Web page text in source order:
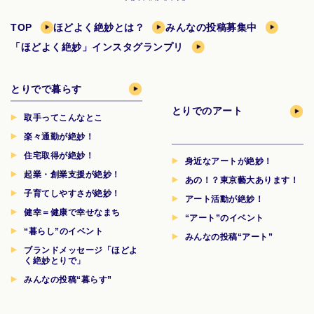
TOP ほどよく絶妙とは？
みんなの投稿募集中
「ほどよく絶妙」インスタグランプリ
とりでで暮らす
取手ってこんなとこ
楽々通勤が絶妙！
住宅取得が絶妙！
起業・創業支援が絶妙！
子育てしやすさが絶妙！
健幸＝健康で幸せなまち
“暮らし”のイベント
ブランドメッセージ「ほどよ
く絶妙とりで」
みんなの投稿“暮らす”
とりでのアート
身近なアートが絶妙！
あの！？東京藝大あります！
アート活動が絶妙！
“アート”のイベント
みんなの投稿“アート”